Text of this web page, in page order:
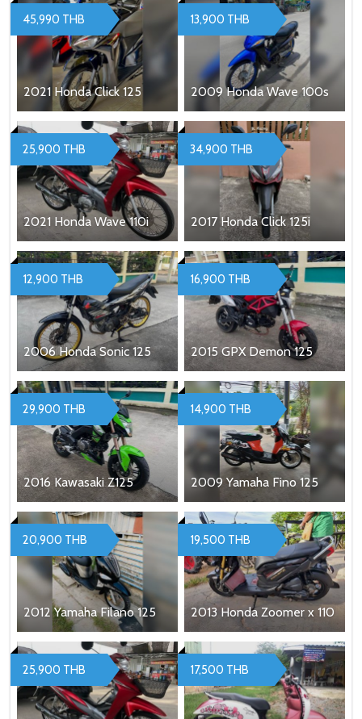
2021 Honda Click 125
45,990 THB
2009 Honda Wave 100s
13,900 THB
2021 Honda Wave 110i
25,900 THB
2017 Honda Click 125i
34,900 THB
2006 Honda Sonic 125
12,900 THB
2015 GPX Demon 125
16,900 THB
2016 Kawasaki Z125
29,900 THB
2009 Yamaha Fino 125
14,900 THB
2012 Yamaha Filano 125
20,900 THB
2013 Honda Zoomer x 110
19,500 THB
25,900 THB 17,500 THB